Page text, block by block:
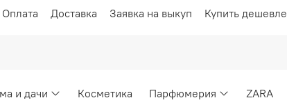
Оплата Доставка Заявка на выкуп Купить дешевле
и дачи Косметика Парфюмерия ZARA